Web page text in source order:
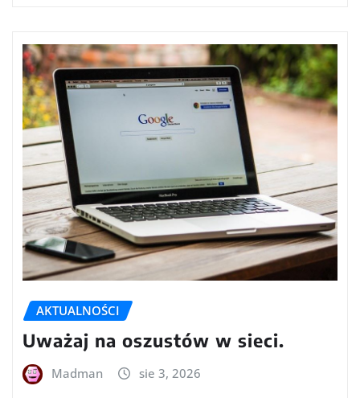
AKTUALNOŚCI
Uważaj na oszustów w sieci.
Madman sie 3, 2026